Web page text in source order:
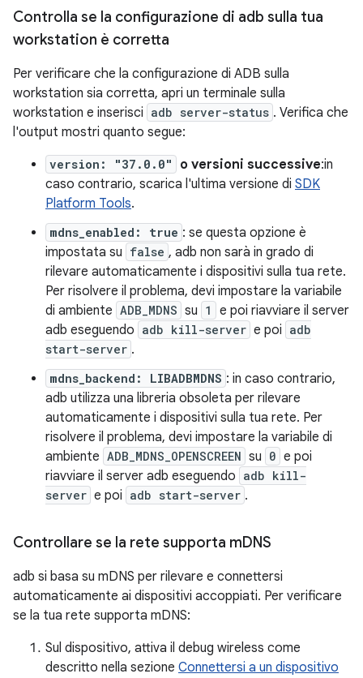
Controlla se la configurazione di adb sulla tua
workstation è corretta
Per verificare che la configurazione di ADB sulla
workstation sia corretta, apri un terminale sulla
workstation e inserisci adb server-status . Verifica che
l'output mostri quanto segue:
version: "37.0.0" o versioni successive:in
caso contrario, scarica l'ultima versione di SDK
Platform Tools.
mdns_enabled: true : se questa opzione è
impostata su false , adb non sarà in grado di
rilevare automaticamente i dispositivi sulla tua rete.
Per risolvere il problema, devi impostare la variabile
di ambiente ADB_MDNS su 1
e poi riavviare il server
adb eseguendo adb kill-server e poi adb
start-server .
mdns_backend: LIBADBMDNS : in caso contrario,
adb utilizza una libreria obsoleta per rilevare
automaticamente i dispositivi sulla tua rete. Per
risolvere il problema, devi impostare la variabile di
ambiente ADB_MDNS_OPENSCREEN su 0 e poi
riavviare il server adb eseguendo adb kill-
server e poi adb start-server .
Controllare se la rete supporta mDNS
adb si basa su mDNS per rilevare e connettersi
automaticamente ai dispositivi accoppiati. Per verificare
se la tua rete supporta mDNS:
Sul dispositivo, attiva il debug wireless come
descritto nella sezione Connettersi a un dispositivo